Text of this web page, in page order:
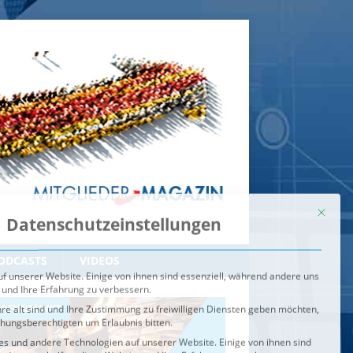
VIDEOS
IM BRENNPUNKT
unserer Website. Einige von ihnen sind essenziell, während andere uns
Ihre Erfahrung zu verbessern.
alt sind und Ihre Zustimmung zu freiwilligen Diensten geben möchten,
um Erlaubnis bitten.
und andere Technologien auf unserer Website. Einige von ihnen sind
uns helfen, diese Website und Ihre Erfahrung zu verbessern.
können verarbeitet werden (z. B. IP-Adressen), z. B. für
und Inhalte oder Anzeigen- und Inhaltsmessung.
Verwendung Ihrer Daten finden Sie in unserer
jederzeit unterEinstellungenwiderrufen oder anpassen.
Service-Gruppen, für die eine Einwilligung erteilt werden
Speichern
Alle akzeptieren